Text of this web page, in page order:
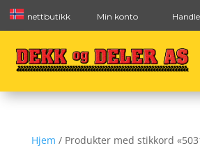
nettbutikk Min konto
Hjem / Produkter med stikkord